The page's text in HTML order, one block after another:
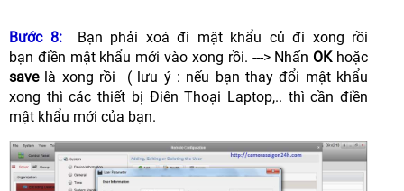
Bước 8:Bạn phải xoá đi mật khẩu củ đi xong rồi
bạn điền mật khẩu mới vào xong rồi. ---> Nhấn OKhoặc
save là xong rồi ( lưu ý : nếu bạn thay đổi mật khẩu
xong thì các thiết bị Điên Thoại Laptop,.. thì cần điền
mật khẩu mới của bạn.